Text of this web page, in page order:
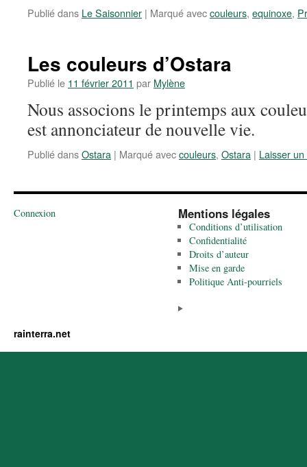
Publié dans Le Saisonnier | Marqué aveccouleurs, equinoxe,
Les couleurs d’Ostara
Publié le 11 février 2011 par Mylène
Nous associons le printemps aux
est annonciateur de nouvelle vie.
Publié dansOstara | Marqué aveccouleurs, Ostara | Laisser
Connexion Mentions légales
Conditions d’utilisation
Confidentialité
Droits d’auteur
Mise en garde
Politique Anti-pourriels
rainterra.net